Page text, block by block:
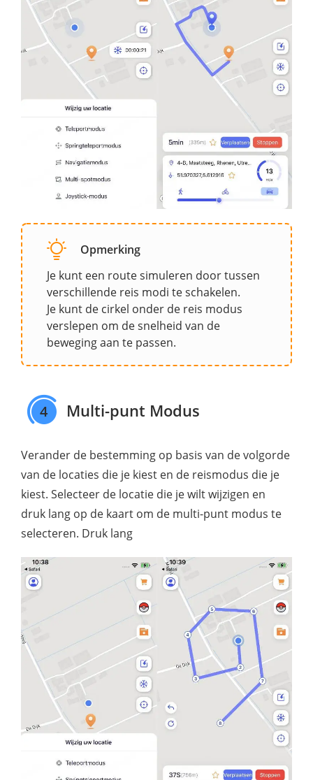
Opmerking
Je kunt een route simuleren door tussen
verschillende reis modi te schakelen.
Je kunt de cirkel onder de reis modus
verslepen om de snelheid van de
beweging aan te passen.
4 Multi-punt Modus
Verander de bestemming op basis van de volgorde
van de locaties die je kiest en de reismodus die je
kiest. Selecteer de locatie die je wilt wijzigen en
druk lang op de kaart om de multi-punt modus te
selecteren. Druk lang